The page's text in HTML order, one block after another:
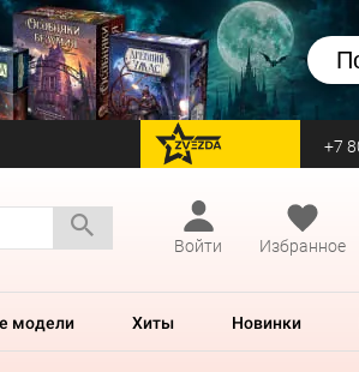
перейти на Zvezda +7
Войти
Избранное
модели Хиты Новинки